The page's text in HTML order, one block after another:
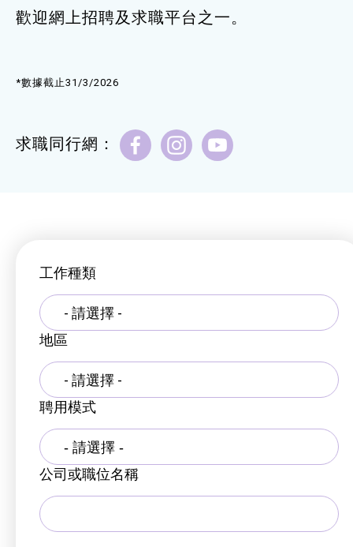
歡迎網上招聘及求職平台之一。
*數據截止31/3/2026
求職同行網：
工作種類
- 請選擇 -
地區
- 請選擇 -
聘用模式
公司或職位名稱